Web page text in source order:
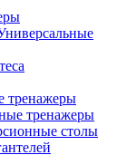
тренажеры
тренажеры
столы